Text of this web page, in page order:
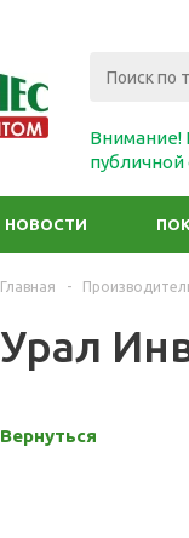
Внимание!
НОВОСТИ
Главная -
Урал
Вернуться